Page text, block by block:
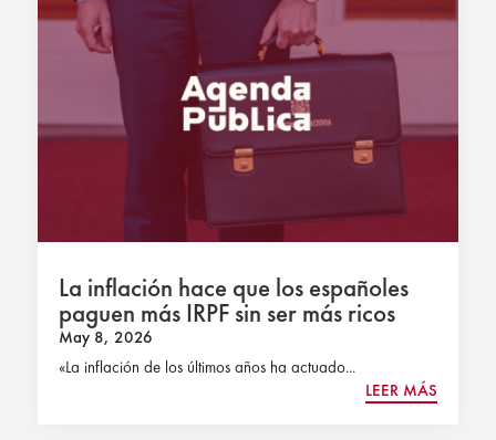
La inflación hace que los españoles
paguen más IRPF sin ser más ricos
May 8, 2026
«La inflación de los últimos años ha actuado...
LEER MÁS